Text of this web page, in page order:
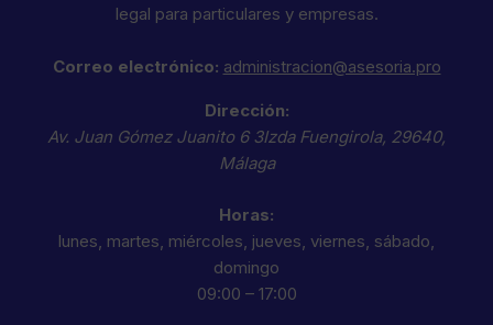
legal para particulares y empresas.
Correo electrónico: administracion@asesoria.pro
Dirección:
Av. Juan Gómez Juanito 6 3Izda Fuengirola, 29640,
Málaga
Horas:
lunes, martes, miércoles, jueves, viernes, sábado,
domingo
09:00 – 17:00